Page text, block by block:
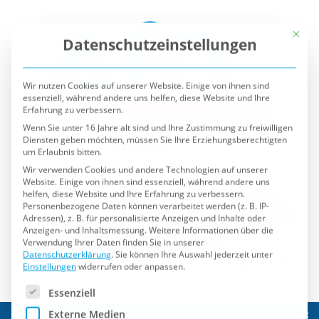
Datenschutzeinstellungen
essenziell, während andere uns helfen, diese Website und Ihre
Erfahrung zu verbessern.
Wenn Sie unter 16 Jahre alt sind und Ihre Zustimmung zu freiwilligen
Diensten geben möchten, müssen Sie Ihre Erziehungsberechtigten
um Erlaubnis bitten.
Wir verwenden Cookies und andere Technologien auf unserer
Website. Einige von ihnen sind essenziell, während andere uns
helfen, diese Website und Ihre Erfahrung zu verbessern.
Personenbezogene Daten können verarbeitet werden (z. B. IP-
Adressen), z. B. für personalisierte Anzeigen und Inhalte oder
Anzeigen- und Inhaltsmessung.Weitere Informationen über die
Verwendung Ihrer Daten finden Sie in unserer
Datenschutzerklärung. Sie können Ihre Auswahl jederzeit unter
Einstellungenwiderrufen oder anpassen.